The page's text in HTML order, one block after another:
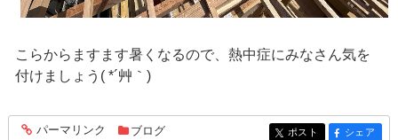
こらからますます暑くなるので、熱中症にみなさん気を
付けましょう( *´艸｀)
entry498
パーマリンク ブログ entry498
ポスト entry498
シェア